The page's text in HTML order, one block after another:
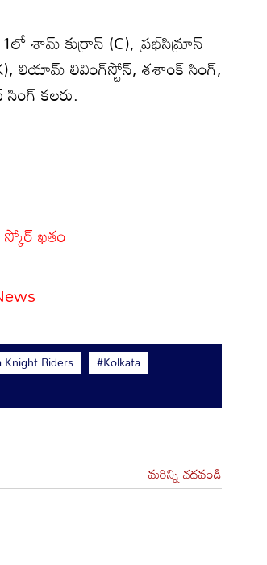
శామ్ కుర్రాన్ (C), ప్రభ్‌సిమ్రాన్
లియామ్ లివింగ్‌స్టోన్, శశాంక్ సింగ్,
కలరు.
ఖతం
Knight Riders
#Kolkata
మరిన్ని చదవండి